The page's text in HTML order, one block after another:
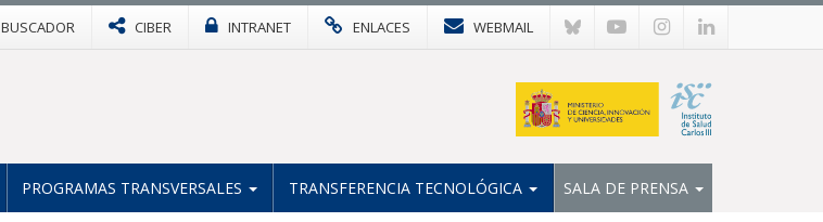
BUSCADOR CIBER INTRANET ENLACES WEBMAIL
PROGRAMAS TRANSVERSALES TRANSFERENCIA TECNOLÓGICA SALA DE PRENSA